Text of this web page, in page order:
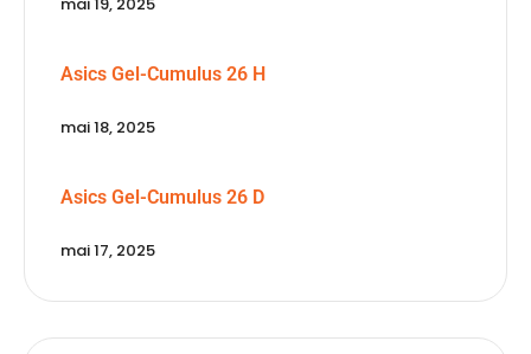
Asics Gel-Cumulus 26 H
mai 18, 2025
Asics Gel-Cumulus 26 D
mai 17, 2025